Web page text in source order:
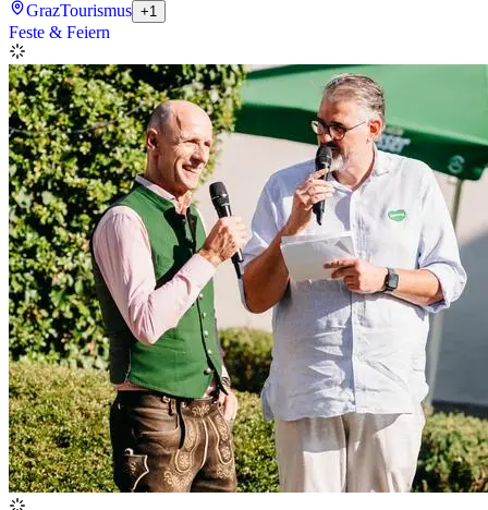
GrazTourismus +1
Feste & Feiern